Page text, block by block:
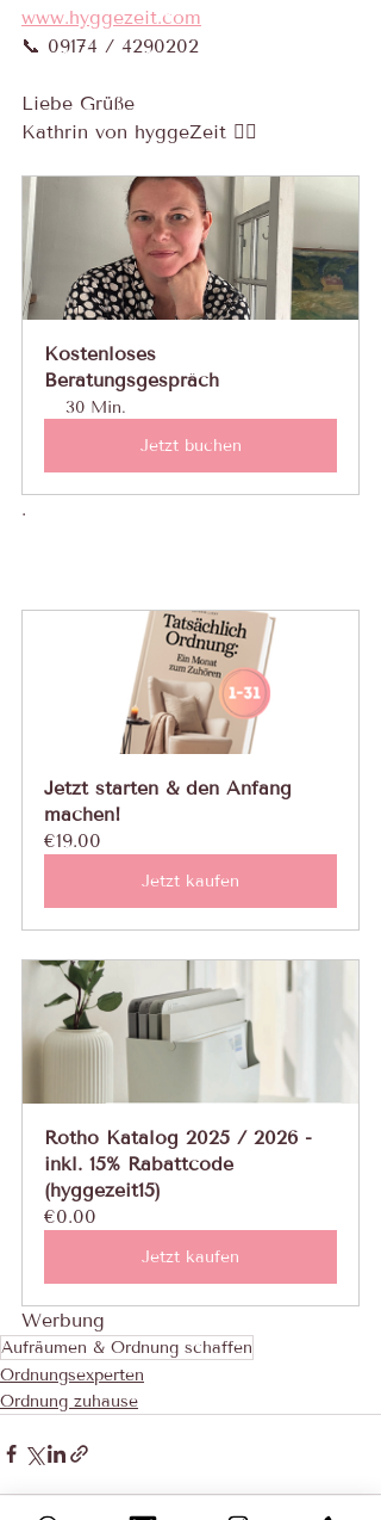
www.hyggezeit.com
📞 09174 / 4290202
Liebe Grüße
Kathrin von hyggeZeit 🙋‍♀️
Kostenloses
Beratungsgespräch
30 Min.
Jetzt buchen
.
Jetzt starten & den Anfang
machen!
€19.00
Jetzt kaufen
Rotho Katalog 2025 / 2026 -
inkl. 15% Rabattcode
(hyggezeit15)
€0.00
Jetzt kaufen
Werbung
Aufräumen & Ordnung schaffen
Ordnungsexperten
Ordnung zuhause